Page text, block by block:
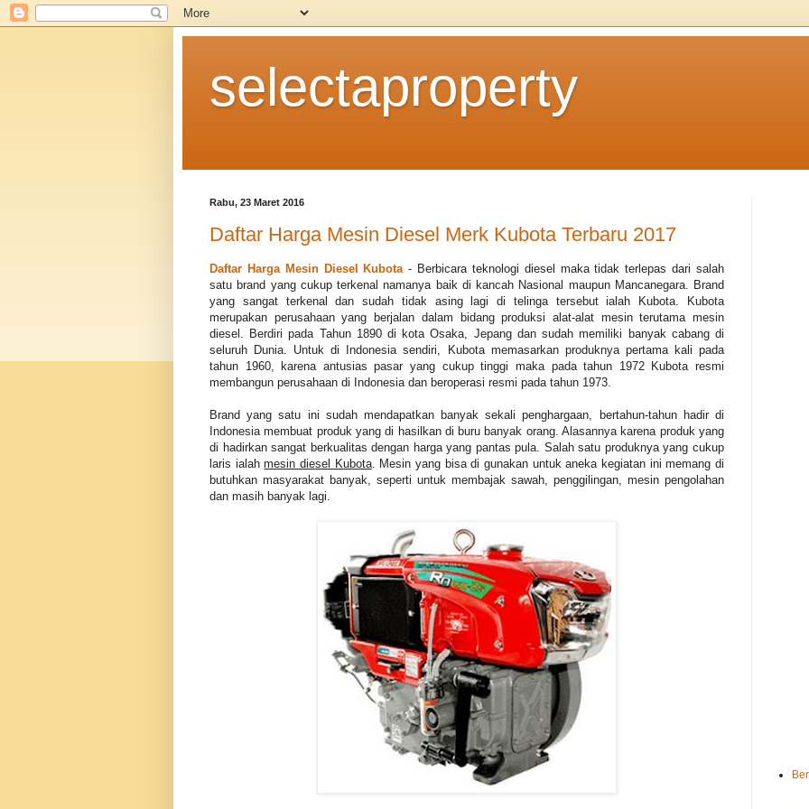
selectaproperty
Rabu, 23 Maret 2016
Daftar Harga Mesin Diesel Merk Kubota Terbaru 2017
Daftar Harga Mesin Diesel Kubota - Berbicara teknologi diesel maka tidak terlepas dari salah
satu brand yang cukup terkenal namanya baik di kancah Nasional maupun Mancanegara. Brand
yang sangat terkenal dan sudah tidak asing lagi di telinga tersebut ialah Kubota. Kubota
merupakan perusahaan yang berjalan dalam bidang produksi alat-alat mesin terutama mesin
diesel. Berdiri pada Tahun 1890 di kota Osaka, Jepang dan sudah memiliki banyak cabang di
seluruh Dunia. Untuk di Indonesia sendiri, Kubota memasarkan produknya pertama kali pada
tahun 1960, karena antusias pasar yang cukup tinggi maka pada tahun 1972 Kubota resmi
membangun perusahaan di Indonesia dan beroperasi resmi pada tahun 1973.
Brand yang satu ini sudah mendapatkan banyak sekali penghargaan, bertahun-tahun hadir di
Indonesia membuat produk yang di hasilkan di buru banyak orang. Alasannya karena produk yang
di hadirkan sangat berkualitas dengan harga yang pantas pula. Salah satu produknya yang cukup
laris ialahmesin diesel Kubota. Mesin yang bisa di gunakan untuk aneka kegiatan ini memang di
butuhkan masyarakat banyak, seperti untuk membajak sawah, penggilingan, mesin pengolahan
dan masih banyak lagi.